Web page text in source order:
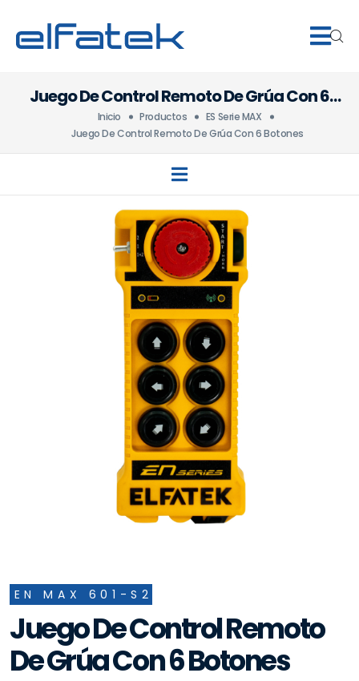
Juego De Control Remoto De Grúa Con 6
Botones
Inicio Productos
ES Serie MAX
Juego De Control Remoto De Grúa Con 6 Botones
EN MAX 601-S2
Juego De Control Remoto
De Grúa Con 6 Botones